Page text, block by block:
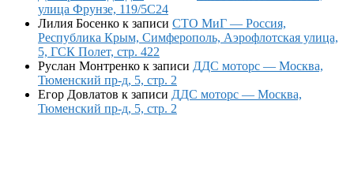
улица Фрунзе, 119/5С24
Лилия Босенко к записи СТО МиГ — Россия,
Республика Крым, Симферополь, Аэрофлотская улица,
5, ГСК Полет, стр. 422
Руслан Монтренко к записи ДДС моторс — Москва,
Тюменский пр-д, 5, стр. 2
Егор Довлатов к записи ДДС моторс — Москва,
Тюменский пр-д, 5, стр. 2